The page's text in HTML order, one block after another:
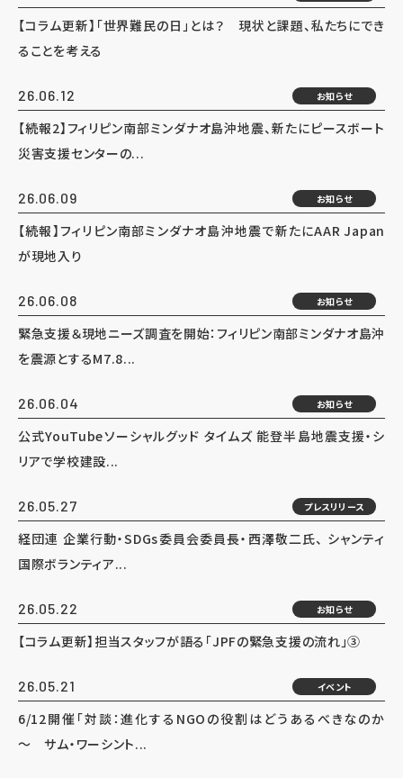
【コラム更新】「世界難民の日」とは？ 現状と課題、私たちにでき
ることを考える
26.06.12 お知らせ
【続報2】フィリピン南部ミンダナオ島沖地震、新たにピースボート
災害支援センターの...
26.06.09 お知らせ
【続報】フィリピン南部ミンダナオ島沖地震で新たにAAR Japan
が現地入り
26.06.08 お知らせ
緊急支援＆現地ニーズ調査を開始：フィリピン南部ミンダナオ島沖
を震源とするM7.8...
26.06.04 お知らせ
公式YouTubeソーシャルグッド タイムズ 能登半島地震支援・シ
リアで学校建設...
26.05.27 プレスリリース
経団連 企業行動・SDGs委員会委員長・西澤敬二氏、 シャンティ
国際ボランティア...
26.05.22 お知らせ
【コラム更新】担当スタッフが語る「JPFの緊急支援の流れ」③
26.05.21 イベント
6/12開催「対談：進化するNGOの役割はどうあるべきなのか
～ サム・ワーシント...